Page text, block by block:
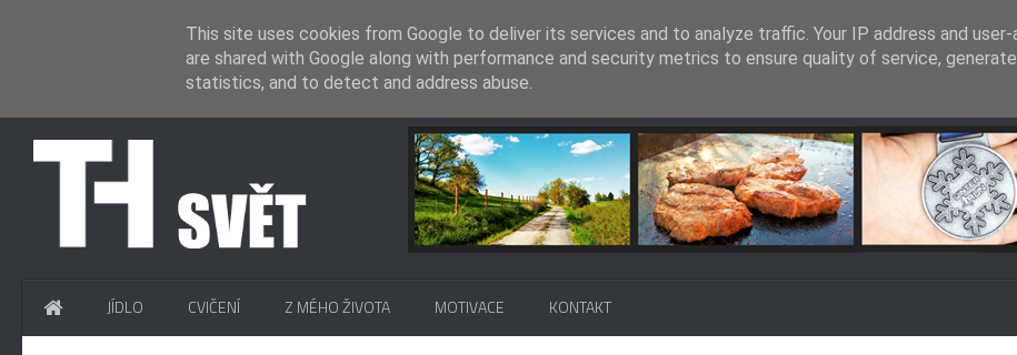
.
JÍDLO CVIČENÍ Z MÉHO ŽIVOTA MOTIVACE KONTAKT
This site uses cookies from Google to deliver its services and to analyze traffic. Your IP address and
are shared with Google along with performance and security metrics to ensure quality of service,
statistics, and to detect and address abuse.